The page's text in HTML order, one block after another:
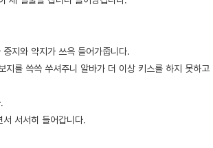
지와 약지가 쓰윽 들어가줍니다.
를 쓱쓱 쑤셔주니 알바가 더 이상 키스를 하지 못하
서서히 들어갑니다.